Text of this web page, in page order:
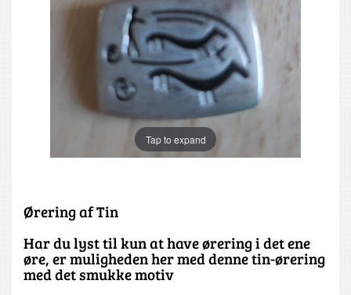
Tap to expand
Ørering af Tin
Har du lyst til kun at have ørering i det ene
øre, er muligheden her med denne tin-ørering
med det smukke motiv